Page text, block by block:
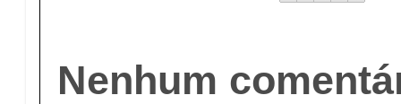
Nenhum